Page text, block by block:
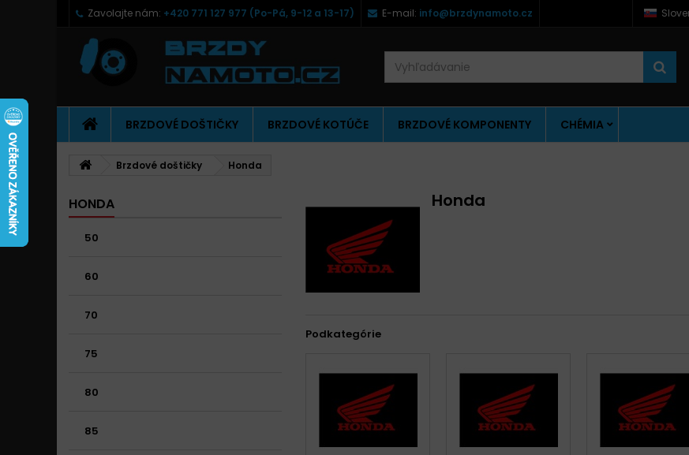
Zavolajte nám: +420 771 127 977 (Po-Pá, 9-12 a 13-17) E-mail: info@brzdynamoto.cz
BRZDOVÉ DOŠTIČKY BRZDOVÉ KOTÚČE BRZDOVÉ KOMPONENTY CHÉMIA
Brzdové doštičky Honda
HONDA
50
60
70
75
80
85
Honda
Podkategórie